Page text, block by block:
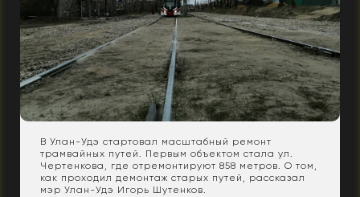
В Улан-Удэ стартовал масштабный ремонт
трамвайных путей. Первым объектом стала ул.
Чертенкова, где отремонтируют 858 метров. О том,
как проходил демонтаж старых путей, рассказал
мэр Улан-Удэ Игорь Шутенков.